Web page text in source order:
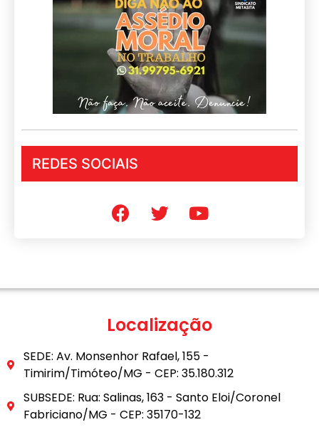
REDES SOCIAIS
Localização
SEDE: Av. Monsenhor Rafael, 155 -
Timirim/Timóteo/MG - CEP: 35.180.312
SUBSEDE: Rua: Salinas, 163 - Santo Eloi/Coronel
Fabriciano/MG - CEP: 35170-132